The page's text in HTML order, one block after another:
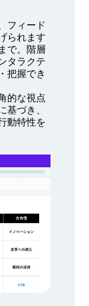
フィード
られます
で。階層
タラクテ
把握でき
的な視点
づき、
動特性を